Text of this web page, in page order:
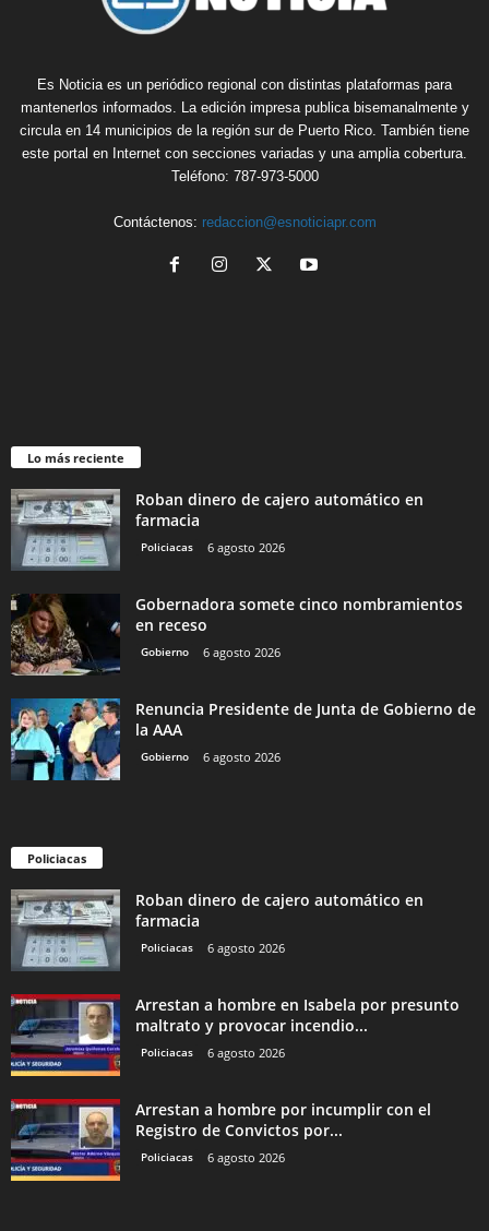
Es Noticia es un periódico regional con distintas plataformas para
mantenerlos informados. La edición impresa publica bisemanalmente y
circula en 14 municipios de la región sur de Puerto Rico. También tiene
este portal en Internet con secciones variadas y una amplia cobertura.
Teléfono: 787-973-5000
Contáctenos: redaccion@esnoticiapr.com
Lo más reciente
Roban dinero de cajero automático en
farmacia
Policiacas 6 agosto 2026
Gobernadora somete cinco nombramientos
en receso
Gobierno 6 agosto 2026
Renuncia Presidente de Junta de Gobierno de
la AAA
Gobierno 6 agosto 2026
Policiacas
Roban dinero de cajero automático en
farmacia
Policiacas 6 agosto 2026
Arrestan a hombre en Isabela por presunto
maltrato y provocar incendio...
Policiacas 6 agosto 2026
Arrestan a hombre por incumplir con el
Registro de Convictos por...
Policiacas 6 agosto 2026